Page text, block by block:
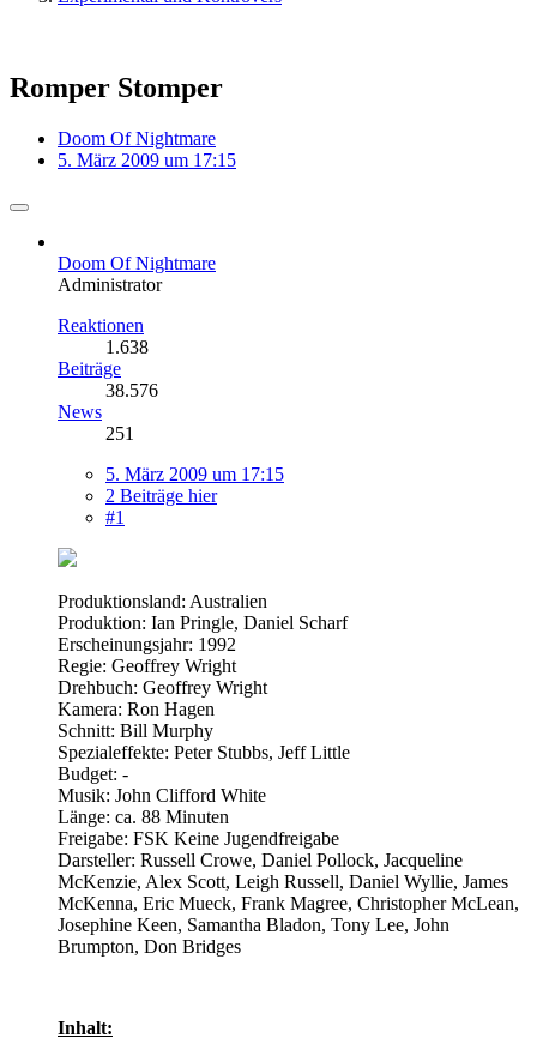
Romper Stomper
Doom Of Nightmare
5. März 2009 um 17:15
Doom Of Nightmare
Administrator
Reaktionen
1.638
Beiträge
38.576
News
251
5. März 2009 um 17:15
2 Beiträge hier
#1
Produktionsland: Australien
Produktion: Ian Pringle, Daniel Scharf
Erscheinungsjahr: 1992
Regie: Geoffrey Wright
Drehbuch: Geoffrey Wright
Kamera: Ron Hagen
Schnitt: Bill Murphy
Spezialeffekte: Peter Stubbs, Jeff Little
Budget: -
Musik: John Clifford White
Länge: ca. 88 Minuten
Freigabe: FSK Keine Jugendfreigabe
Darsteller: Russell Crowe, Daniel Pollock, Jacqueline
McKenzie, Alex Scott, Leigh Russell, Daniel Wyllie, James
McKenna, Eric Mueck, Frank Magree, Christopher McLean,
Josephine Keen, Samantha Bladon, Tony Lee, John
Brumpton, Don Bridges
Inhalt: